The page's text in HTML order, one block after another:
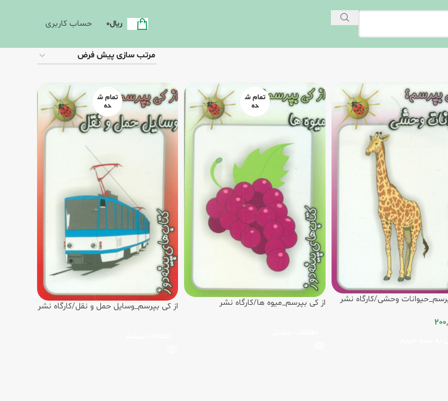
ریال0 حساب کاربری
وحشی/کارگاه نشر
تمام ش
ده
از کی بپرسم_میوه ها/کارگاه نشر
تمام ش
ده
از کی بپرسم_وسایل حمل و نقل/کارگاه نشر